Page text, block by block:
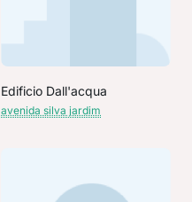
Edificio Dall'acqua
avenida silva jardim